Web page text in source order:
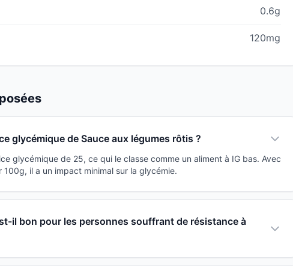
0.6g
120mg
glycémique de Sauce aux légumes rôtis ?
glycémique de 25, ce qui le classe comme un aliment à IG bas. Avec
il a un impact minimal sur la glycémie.
il bon pour les personnes souffrant de résistance à